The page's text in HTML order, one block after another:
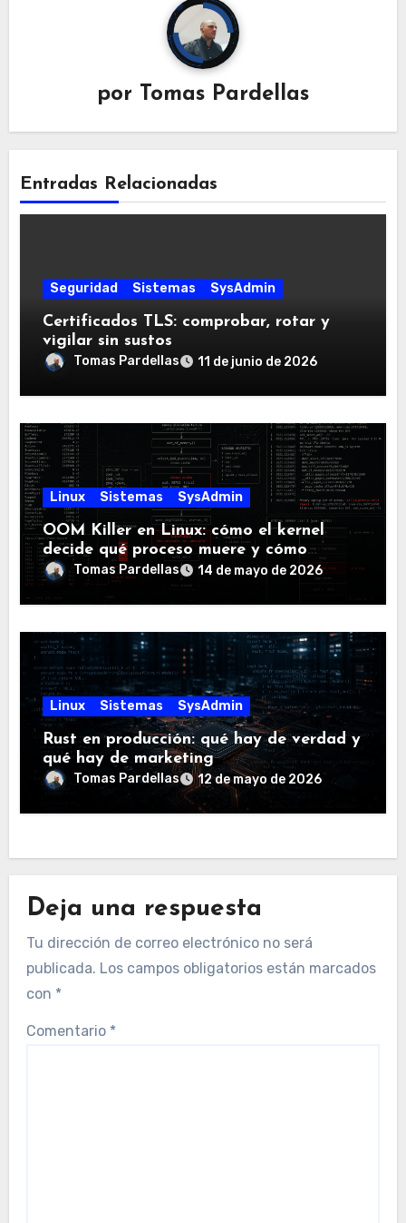
por Tomas Pardellas
Entradas Relacionadas
Seguridad Sistemas SysAdmin
Certificados TLS: comprobar, rotar y
vigilar sin sustos
Tomas Pardellas 11 de junio de 2026
Linux Sistemas SysAdmin
OOM Killer en Linux: cómo el kernel
decide qué proceso muere y cómo
controlarlo
Tomas Pardellas 14 de mayo de 2026
Linux Sistemas SysAdmin
Rust en producción: qué hay de verdad y
qué hay de marketing
Tomas Pardellas 12 de mayo de 2026
Deja una respuesta
Tu dirección de correo electrónico no será
publicada. Los campos obligatorios están marcados
con *
Comentario *